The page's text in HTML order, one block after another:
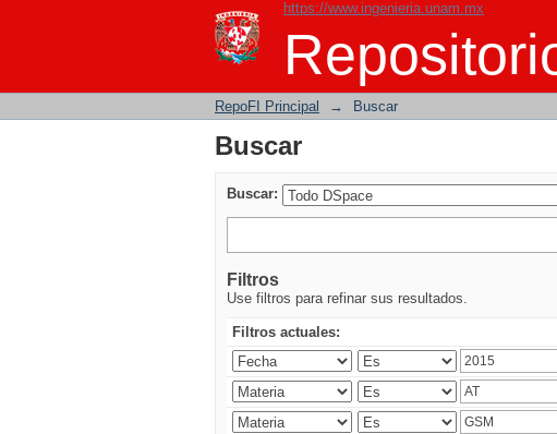
https://www.ingenieria.unam.mx
Buscar
RepoFI Principal → Buscar
Buscar
Buscar:
Filtros
Use filtros para refinar sus resultados.
Filtros actuales: